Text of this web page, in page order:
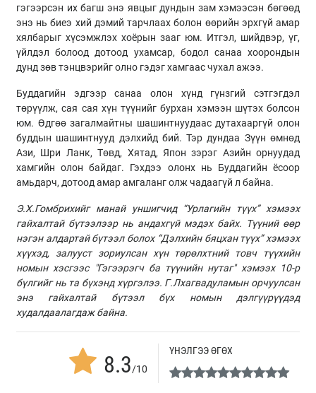
гэгээрсэн их багш энэ явцыг дундын зам хэмээсэн бөгөөд
энэ нь биеэ хий дэмий тарчлаах болон өөрийн эрхгүй амар
хялбарыг хүсэмжлэх хоёрын зааг юм. Итгэл, шийдвэр, үг,
үйлдэл болоод дотоод ухамсар, бодол санаа хоорондын
дунд зөв тэнцвэрийг олно гэдэг хамгаас чухал ажээ.
Буддагийн эдгээр санаа олон хүнд гүнзгий сэтгэгдэл
төрүүлж, сая сая хүн түүнийг бурхан хэмээн шүтэх болсон
юм. Өдгөө загалмайтны шашинтнуудаас дутахааргүй олон
буддын шашинтнууд дэлхийд бий. Тэр дундаа Зүүн өмнөд
Ази, Шри Ланк, Төвд, Хятад, Япон зэрэг Азийн орнуудад
хамгийн олон байдаг. Гэхдээ олонх нь Буддагийн ёсоор
амьдарч, дотоод амар амгаланг олж чадаагүй л байна.
Э.Х.Гомбрихийг манай уншигчид “Урлагийн түүх” хэмээх
гайхалтай бүтээлээр нь андахгүй мэдэх байх. Түүний өөр
нэгэн алдартай бүтээл болох “Дэлхийн бяцхан түүх” хэмээх
хүүхэд, залууст зориулсан хүн төрөлхтний товч түүхийн
номын хэсгээс "Гэгээрэгч ба түүнийн нутаг" хэмээх 10-р
бүлгийг нь та бүхэнд хүргэлээ. Г.Лхагвадуламын орчуулсан
энэ гайхалтай бүтээл бүх номын дэлгүүрүүдэд
худалдаалагдаж байна.
8.3/10
ҮНЭЛГЭЭ ӨГӨХ